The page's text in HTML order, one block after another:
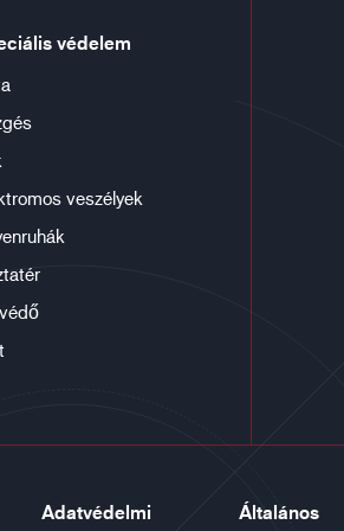
védelem
veszélyek
Adatvédelmi Általános